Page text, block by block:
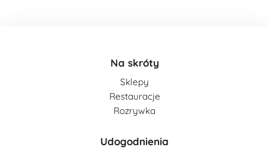
Na skróty
Sklepy
Restauracje
Rozrywka
Udogodnienia